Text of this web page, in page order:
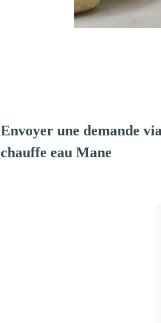
Envoyer une demande
chauffe eau Mane